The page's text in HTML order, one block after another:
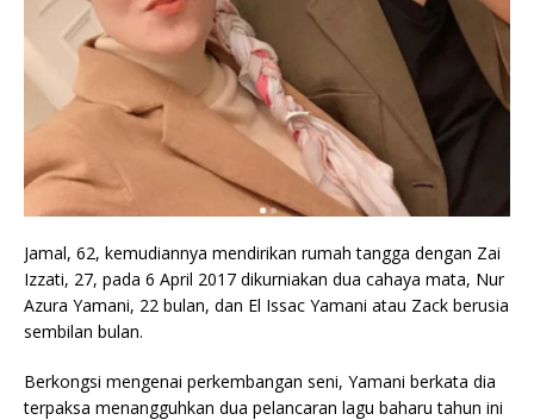
Jamal, 62, kemudiannya mendirikan rumah tangga dengan Zai
Izzati, 27, pada 6 April 2017 dikurniakan dua cahaya mata, Nur
Azura Yamani, 22 bulan, dan El Issac Yamani atau Zack berusia
sembilan bulan.
Berkongsi mengenai perkembangan seni, Yamani berkata dia
terpaksa menangguhkan dua pelancaran lagu baharu tahun ini